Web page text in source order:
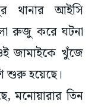
থানার আইসি
রুজু করে ঘটনা
জামাইকে খুঁজে
শুরু হয়েছে।
মনোয়ারার তিন